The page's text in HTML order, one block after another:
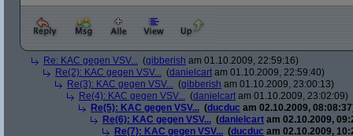
Re: KAC gegen VSV... (gibberish am 01.10.2009, 22:59:16)
Re(2): KAC gegen VSV... (danielcart am 01.10.2009, 22:59:40)
Re(3): KAC gegen VSV... (gibberish am 01.10.2009, 23:00:13)
Re(4): KAC gegen VSV... (danielcart am 01.10.2009, 23:02:09)
Re(5): KAC gegen VSV... (ducduc am 02.10.2009,
Re(6): KAC gegen VSV... (danielcart am 02.10.2009,
Re(7): KAC gegen VSV... (ducduc am 02.10.2009,